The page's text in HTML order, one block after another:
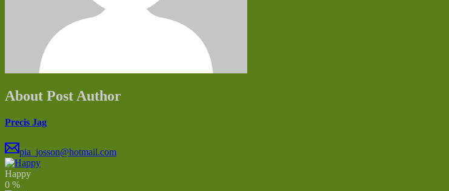
About Post Author
Precis Jag
pia_josson@hotmail.com
Happy
0 %